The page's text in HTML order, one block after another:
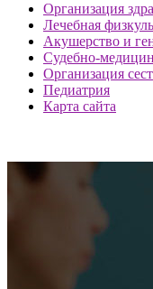
Организация
Лечебная
Акушерство и
Судебно-
Организация
Педиатрия
Карта сайта